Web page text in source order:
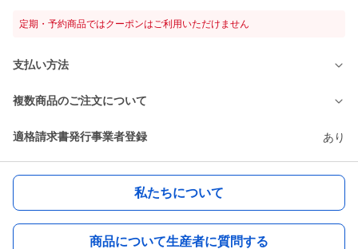
定期・予約商品ではクーポンはご利用いただけません
支払い方法
複数商品のご注文について
適格請求書発行事業者登録 あり
私たちについて
商品について生産者に質問する